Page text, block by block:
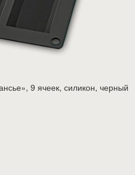
9 ячеек, силикон, черный